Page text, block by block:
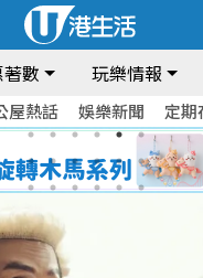
數 玩樂情報
屋熱話 娛樂新聞 定期